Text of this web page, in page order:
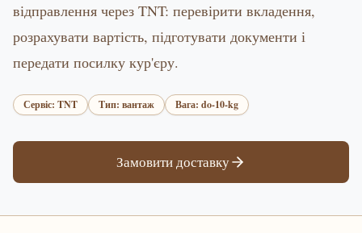
відправлення через TNT: перевірити вкладення,
розрахувати вартість, підготувати документи і
передати посилку кур'єру.
Сервіс: TNT Тип: вантаж Вага: do-10-kg
Замовити доставку